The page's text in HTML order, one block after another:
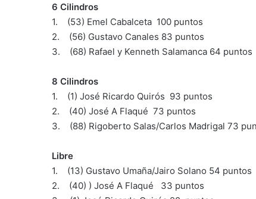
6 Cilindros
1. (53) Emel Cabalceta 100 puntos
2. (56) Gustavo Canales 83 puntos
3. (68) Rafael y Kenneth Salamanca 64 puntos
8 Cilindros
1. (1) José Ricardo Quirós 93 puntos
2. (40) José A Flaqué 73 puntos
3. (88) Rigoberto Salas/Carlos Madrigal 73
Libre
1. (13) Gustavo Umaña/Jairo Solano 54 puntos
2. (40) ) José A Flaqué 33 puntos